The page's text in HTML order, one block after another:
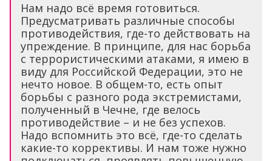
Нам надо всё время готовиться.
Предусматривать различные способы
противодействия, где-то действовать на
упреждение. В принципе, для нас борьба
с террористическими атаками, я имею в
виду для Российской Федерации, это не
нечто новое. В общем-то, есть опыт
борьбы с разного рода экстремистами,
полученный в Чечне, где велось
противодействие – и не без успехов.
Надо вспомнить это всё, где-то сделать
какие-то коррективы. И нам тоже нужно